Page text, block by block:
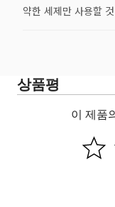
약한 세제만 사용할 것
상품평
이 제품